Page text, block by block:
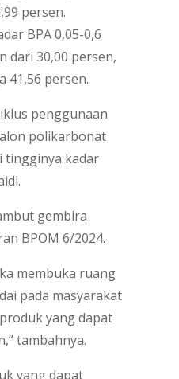
persen.
BPA 0,05-0,6
dari 30,00 persen,
41,56 persen.
penggunaan
polikarbonat
tingginya kadar
gembira
BPOM 6/2024.
membuka ruang
pada masyarakat
yang dapat
tambahnya.
yang dapat